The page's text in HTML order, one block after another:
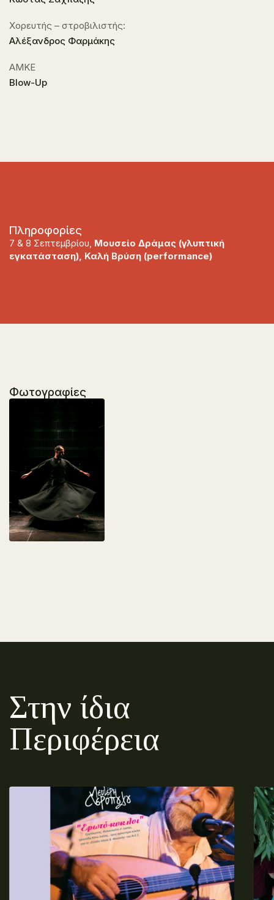
Xορευτής – στροβιλιστής:
Αλέξανδρος Φαρμάκης
ΑΜΚΕ
Blow-Up
Πληροφορίες
7 & 8 Σεπτεμβρίου, Μουσείο Δράμας (γλυπτική
εγκατάσταση), Καλή Βρύση (performance)
Φωτογραφίες
Στην ίδια
Περιφέρεια